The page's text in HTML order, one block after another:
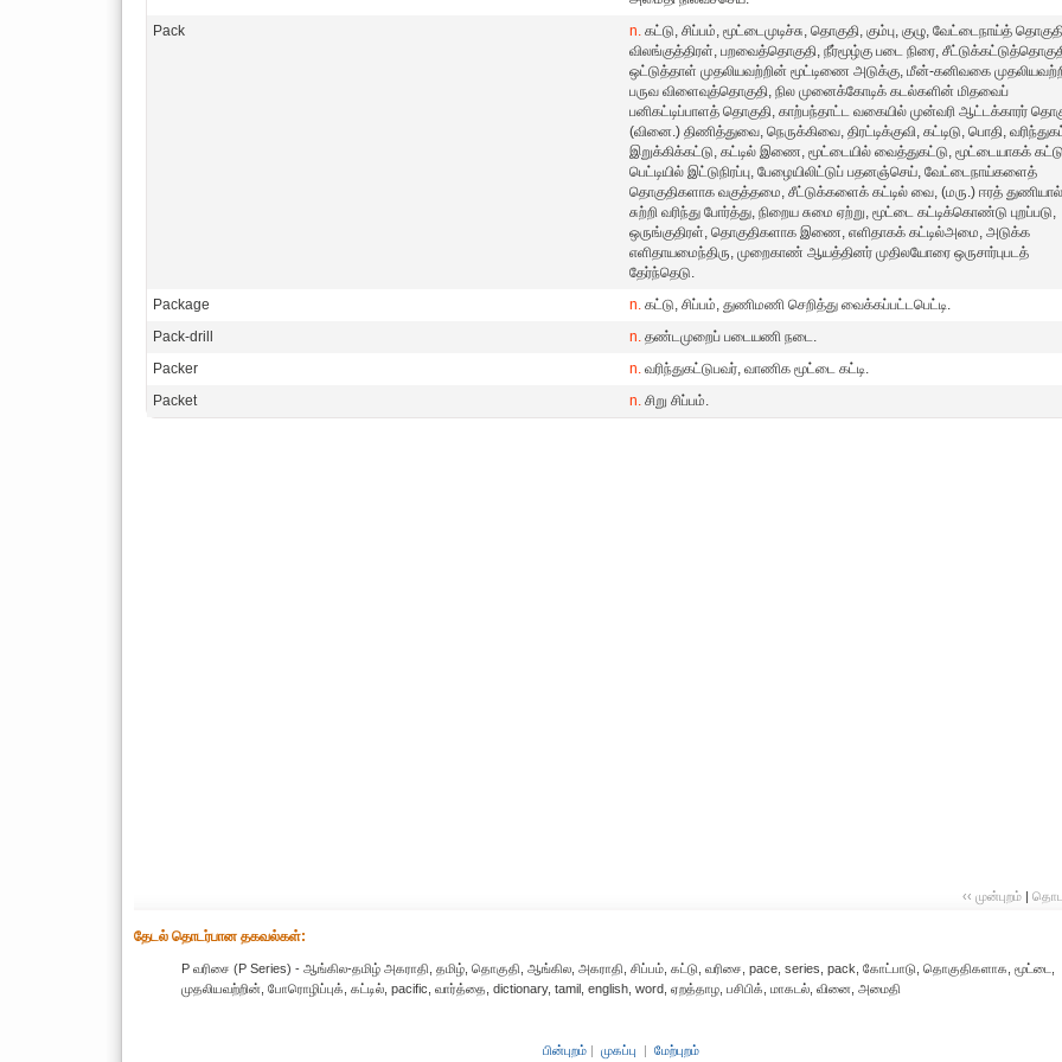
Pack
n. கட்டு, சிப்பம், மூட்டைமுடிச்சு, தொகுதி, கும்பு, குழு, வேட்டைநாய்த்
விலங்குத்திரள், பறவைத்தொகுதி, நீர்மூழ்கு படை நிரை,
ஒட்டுத்தாள் முதலியவற்றின் மூட்டிணை அடுக்கு, மீன்-கனிவகை
பருவ விளைவுத்தொகுதி, நில முனைக்கோடிக் கடல்களின் மிதவைப்
பனிகட்டிப்பாளத் தொகுதி, காற்பந்தாட்ட வகையில் முன்வரி ஆட்டக்காரர்
(வினை.) திணித்துவை, நெருக்கிவை, திரட்டிக்குவி, கட்டிடு, பொதி,
இறுக்கிக்கட்டு, கட்டில் இணை, மூட்டையில் வைத்துகட்டு, மூட்டையாகக்
பெட்டியில் இட்டுநிரப்பு, பேழையிலிட்டுப் பதனஞ்செய், வேட்டைநாய்களைத்
தொகுதிகளாக வகுத்தமை, சீட்டுக்களைக் கட்டில் வை, (மரு.) ஈரத் துணியால்
சுற்றி வரிந்து போர்த்து, நிறைய சுமை ஏற்று, மூட்டை கட்டிக்கொண்டு புறப்படு,
ஒருங்குதிரள், தொகுதிகளாக இணை, எளிதாகக் கட்டில்அமை, அடுக்க
எளிதாயமைந்திரு, முறைகாண் ஆயத்தினர் முதிலயோரை ஒருசார்புபடத்
தேர்ந்தெடு.
Package
n. கட்டு, சிப்பம், துணிமணி செறித்து வைக்கப்பட்டபெட்டி.
Pack-drill
n. தண்டமுறைப் படையணி நடை.
Packer
n. வரிந்துகட்டுபவர், வாணிக மூட்டை கட்டி.
Packet
n. சிறு சிப்பம்.
‹‹ முன்புறம் |
தேட‌ல் தொட‌ர்பான தகவ‌ல்க‌ள்:
P வரிசை (P Series) - ஆங்கில-தமிழ் அகராதி, தமிழ், தொகுதி, ஆங்கில, அகராதி, சிப்பம், கட்டு, வரிசை, pace, series, pack, கோட்பாடு, தொகுதிகளாக, மூட்டை,
முதலியவற்றின், போரொழிப்புக், கட்டில், pacific, வார்த்தை, dictionary, tamil, english, word, ஏறத்தாழ, பசிபிக், மாகடல், வினை, அமைதி
பின்புறம் | முகப்பு | மேற்புறம்